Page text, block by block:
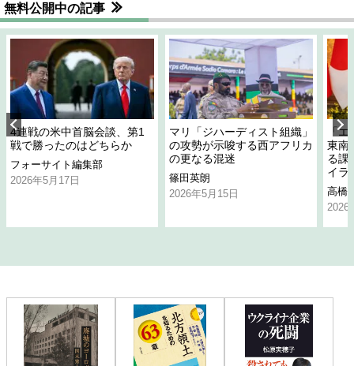
無料公開中の記事
4連戦の米中首脳会談、第1
戦で勝ったのはどちらか
フォーサイト編集部
2026年5月17日
マリ「ジハーディスト組織」
の攻勢が示唆する西アフリカ
の更なる混迷
篠田英朗
2026年5月15日
「
東南
る課
イラ
高橋
2026